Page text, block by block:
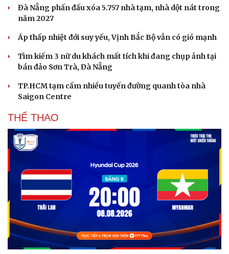
Đà Nẵng phấn đấu xóa 5.757 nhà tạm, nhà dột nát trong
năm 2027
Áp thấp nhiệt đới suy yếu, Vịnh Bắc Bộ vẫn có gió mạnh
Tìm kiếm 3 nữ du khách mất tích khi đang chụp ảnh tại
bán đảo Sơn Trà, Đà Nẵng
TP.HCM tạm cấm nhiều tuyến đường quanh tòa nhà
Saigon Centre
THỂ THAO